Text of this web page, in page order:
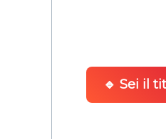
🔹 Sei il